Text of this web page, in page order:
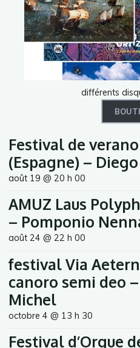
différents
Festival de
(Espagne) –
août 19 @ 20 h 00
AMUZ Laus
– Pomponio
août 24 @ 22 h 00
festival Via
canoro semi deo
Michel
octobre 4 @ 13 h 30
Festival d’Orgue